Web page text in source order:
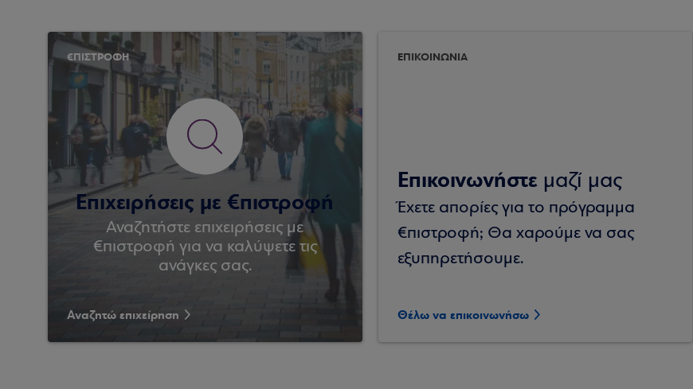
€ΠΙΣΤΡΟΦΗ
Επιχειρήσεις με €πιστροφή
Αναζητήστε επιχειρήσεις με
€πιστροφή για να καλύψετε τις
ανάγκες σας.
Αναζητώ επιχείρηση
ΕΠΙΚΟΙΝΩΝΙΑ
Επικοινωνήστε μαζί μας
Έχετε απορίες για το πρόγραμμα
€πιστροφή; Θα χαρούμε να σας
εξυπηρετήσουμε.
Θέλω να επικοινωνήσω